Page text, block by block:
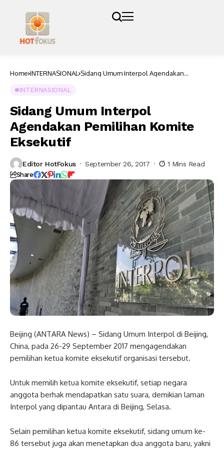
Home INTERNASIONAL Sidang Umum Interpol Agendakan
INTERNASIONAL
Sidang Umum Interpol
Agendakan Pemilihan Komite
Eksekutif
Editor HotFokus September 26, 2017 1 Mins Read
Share
Beijing (ANTARA News) – Sidang Umum Interpol di Beijing,
China, pada 26-29 September 2017 mengagendakan
pemilihan ketua komite eksekutif organisasi tersebut.
Untuk memilih ketua komite eksekutif, setiap negara
anggota berhak mendapatkan satu suara, demikian laman
Interpol yang dipantau Antara di Beijing, Selasa.
Selain pemilihan ketua komite eksekutif, sidang umum ke-
86 tersebut juga akan menetapkan dua anggota baru, yakni